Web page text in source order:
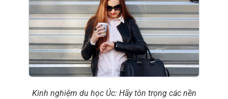
Kinh nghiệm du học Úc: Hãy tôn trọng các nền